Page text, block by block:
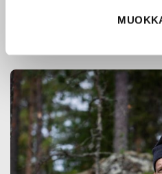
ja erikoisammattilaisten